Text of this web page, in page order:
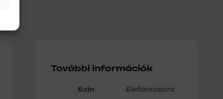
További információk
Szín Elefántcsont